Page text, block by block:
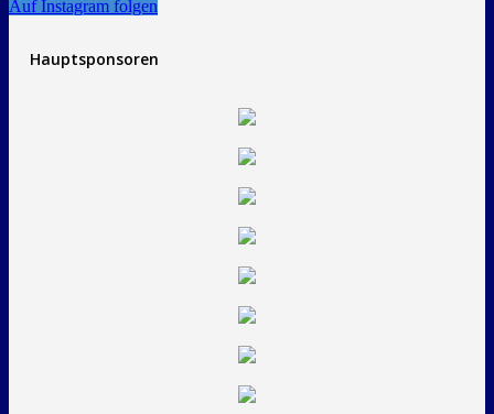
Auf Instagram folgen
Hauptsponsoren